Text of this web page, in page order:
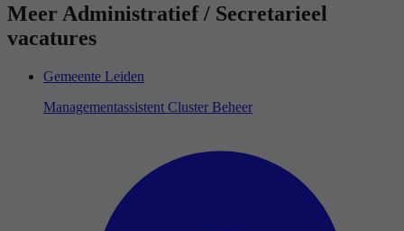
Meer Administratief / Secretarieel
vacatures
Gemeente Leiden
Managementassistent Cluster Beheer